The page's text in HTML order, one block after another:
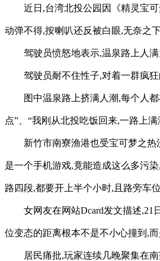
近日,台湾北投公园因《精灵宝
动弹不得,按喇叭还反被白眼,无奈之
驾驶员愤怒地表示,温泉路上人
驾驶员耐不住性子,对着一群疯
图中温泉路上挤满人潮,每个人
点”、“我刚从北投吃饭回来,一路上
新竹市南寮渔港也受宝可梦之
是一个手机游戏,竟能造成这么多污
路四段,都要开上半个小时,且路旁车
女网友在网站Dcard发文描述
位变态的距离根本不是不小心撞到,
居民痛批,玩家连续几晚聚集在